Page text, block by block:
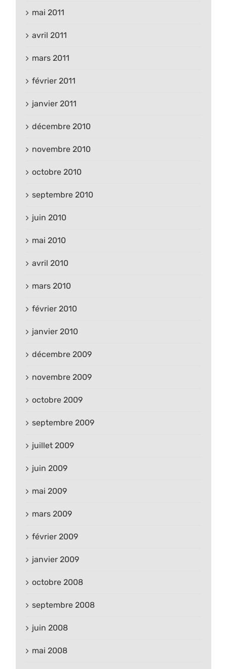
mai 2011
avril 2011
mars 2011
février 2011
janvier 2011
décembre 2010
novembre 2010
octobre 2010
septembre 2010
juin 2010
mai 2010
avril 2010
mars 2010
février 2010
janvier 2010
décembre 2009
novembre 2009
octobre 2009
septembre 2009
juillet 2009
juin 2009
mai 2009
mars 2009
février 2009
janvier 2009
octobre 2008
septembre 2008
juin 2008
mai 2008